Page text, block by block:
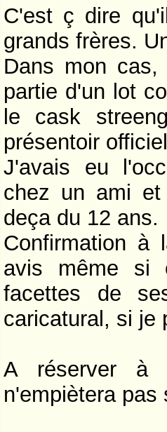
C'est ç dire
grands frères.
Dans mon
partie d'un lot
le cask
présentoir
J'avais eu
chez un ami
deça du 12 ans.
Confirmation à
avis même si
facettes de
caricatural, si je
A réserver à
n'empiètera pas